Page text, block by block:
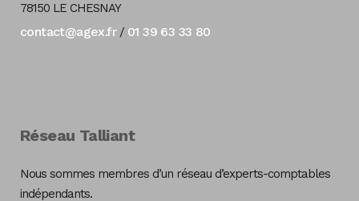
78150 LE CHESNAY
contact@agex.fr/ 01 39 63 33 80
Réseau Talliant
Nous sommes membres d’un réseau d’experts-comptables
indépendants.